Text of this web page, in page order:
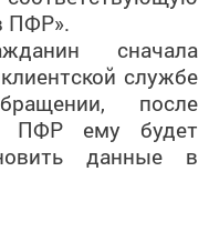
ПФР».
сначала
службе
после
ПФР ему будет
данные в